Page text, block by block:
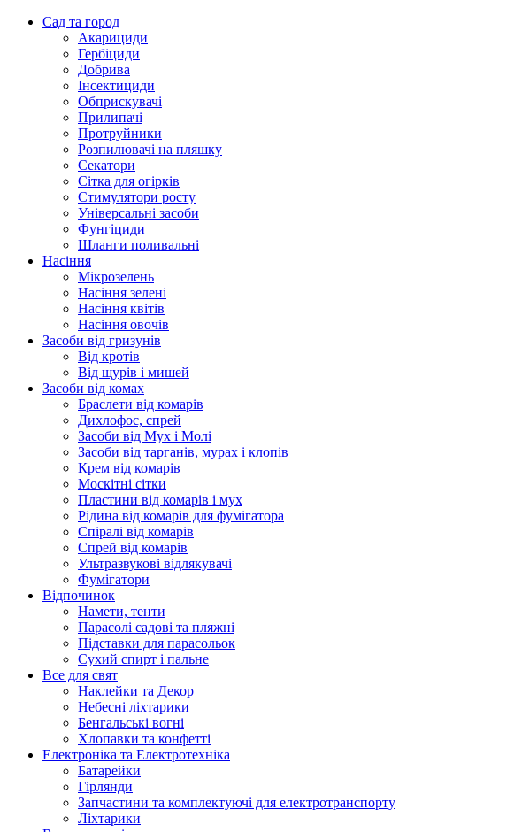
Сад та город
Акарициди
Гербіциди
Добрива
Інсектициди
Обприскувачі
Прилипачі
Протруйники
Розпилювачі на пляшку
Секатори
Сітка для огірків
Стимулятори росту
Універсальні засоби
Фунгіциди
Шланги поливальні
Насіння
Мікрозелень
Насіння зелені
Насіння квітів
Насіння овочів
Засоби від гризунів
Від кротів
Від щурів і мишей
Засоби від комах
Браслети від комарів
Дихлофос, спрей
Засоби від Мух і Молі
Засоби від тарганів, мурах і клопів
Крем від комарів
Москітні сітки
Пластини від комарів і мух
Рідина від комарів для фумігатора
Спіралі від комарів
Спрей від комарів
Ультразвукові відлякувачі
Фумігатори
Відпочинок
Намети, тенти
Парасолі садові та пляжні
Підставки для парасольок
Сухий спирт і пальне
Все для свят
Наклейки та Декор
Небесні ліхтарики
Бенгальські вогні
Хлопавки та конфетті
Електроніка та Електротехніка
Батарейки
Гірлянди
Запчастини та комплектуючі для електротранспорту
Ліхтарики